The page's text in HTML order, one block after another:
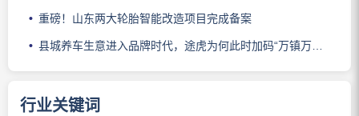
重磅！山东两大轮胎智能改造项目完成备案
县城养车生意进入品牌时代，途虎为何此时加码“万镇万店”？
行业关键词